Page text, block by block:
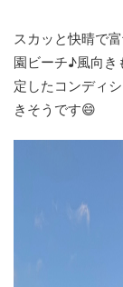
スカッと快晴で
園ビーチ♪風向き
定したコンディ
きそうです😄